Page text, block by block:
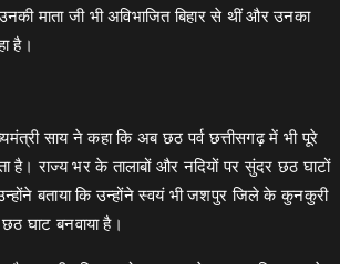
माता जी भी अविभाजित बिहार से थीं और उनका
है।
साय ने कहा कि अब छठ पर्व छत्तीसगढ़ में भी पूरे
है। राज्य भर के तालाबों और नदियों पर सुंदर छठ घाटों
उन्होंने बताया कि उन्होंने स्वयं भी जशपुर जिले के कुनकुरी
घाट बनवाया है।